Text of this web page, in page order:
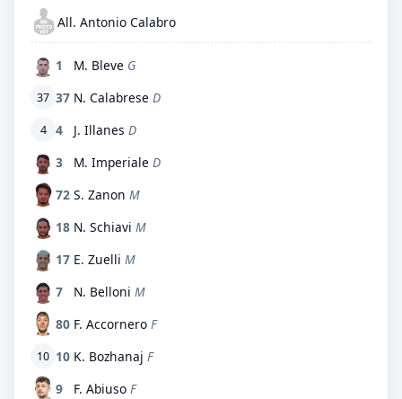
All. Antonio Calabro
1 M. Bleve G
37 37 N. Calabrese D
4 4 J. Illanes D
3
M. Imperiale D
72 S. Zanon M
18 N. Schiavi M
17 E. Zuelli M
7
N. Belloni M
80 F. Accornero F
10 10 K. Bozhanaj F
9
F. Abiuso F